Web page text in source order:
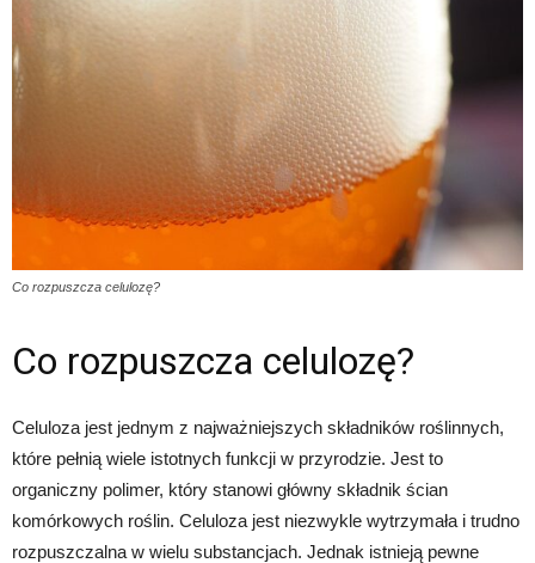
Co rozpuszcza celulozę?
Co rozpuszcza celulozę?
Celuloza jest jednym z najważniejszych składników roślinnych,
które pełnią wiele istotnych funkcji w przyrodzie. Jest to
organiczny polimer, który stanowi główny składnik ścian
komórkowych roślin. Celuloza jest niezwykle wytrzymała i trudno
rozpuszczalna w wielu substancjach. Jednak istnieją pewne